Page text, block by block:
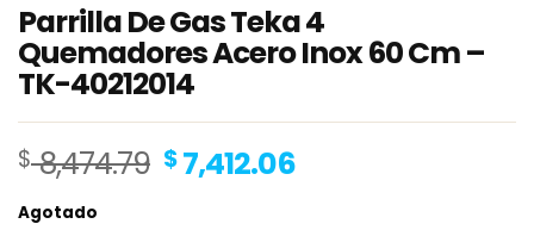
Parrilla De Gas Teka 4
Quemadores Acero Inox 60 Cm –
TK-40212014
$8,474.79 Original
$7,412.06Current
Agotado